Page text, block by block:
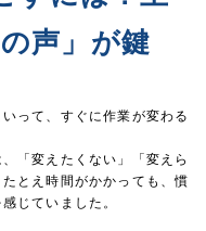
声」が鍵
って、すぐに作業が変わる
「変えたくない」「変えら
とえ時間がかかっても、慣
じていました。